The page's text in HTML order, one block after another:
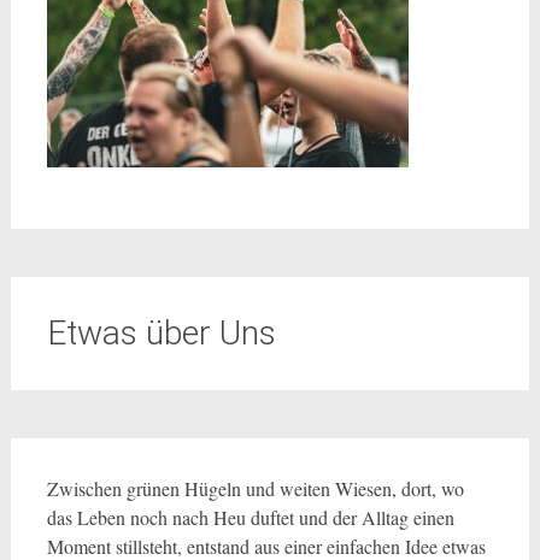
Etwas über Uns
Zwischen grünen Hügeln und weiten Wiesen, dort, wo
das Leben noch nach Heu duftet und der Alltag einen
Moment stillsteht, entstand aus einer einfachen Idee etwas